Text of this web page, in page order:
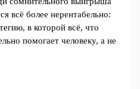
всё более нерентабельно:
в которой всё, что
помогает человеку, а не